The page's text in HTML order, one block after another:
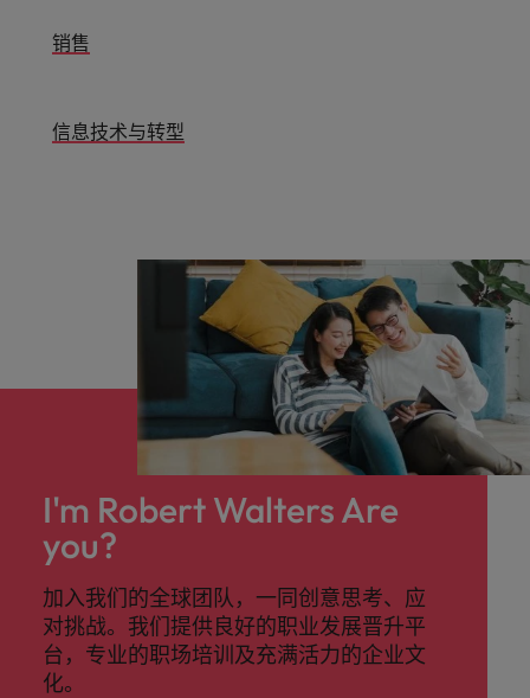
销售
信息技术与转型
I'm Robert Walters Are
you?
加入我们的全球团队，一同创意思考、应
对挑战。我们提供良好的职业发展晋升平
台，专业的职场培训及充满活力的企业文
化。